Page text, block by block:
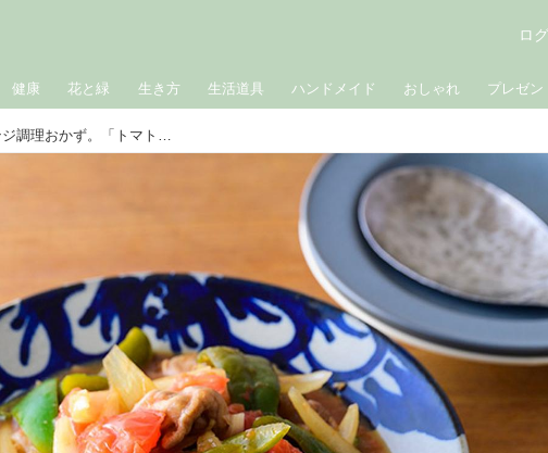
健康 花と緑 生き方 生活道具 ハンドメイド おしゃれ プレゼン
ロ
しらいのりこさんのラクうま！ レンジ調理おかず。「トマト酢豚」のつくり方